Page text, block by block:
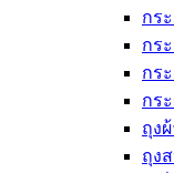
กร
กร
กร
กร
ถุง
ถุง